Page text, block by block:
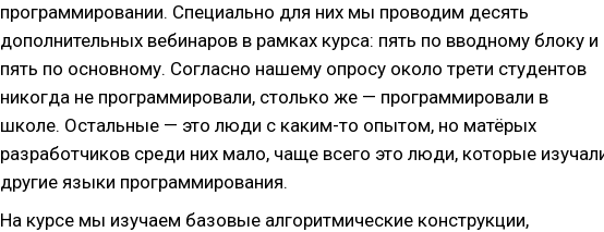
программировании. Специально для них мы проводим десять
дополнительных вебинаров в рамках курса: пять по вводному блоку и
пять по основному. Согласно нашему опросу около трети студентов
никогда не программировали, столько же — программировали в
школе. Остальные — это люди с каким-то опытом, но матёрых
разработчиков среди них мало, чаще всего это люди, которые
другие языки программирования.
На курсе мы изучаем базовые алгоритмические конструкции,